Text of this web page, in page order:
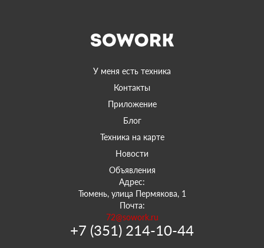
У меня есть техника
Контакты
Приложение
Блог
Техника на карте
Новости
Объявления
Адрес:
Тюмень, улица Пермякова, 1
Почта:
72@sowork.ru
+7 (351) 214-10-44